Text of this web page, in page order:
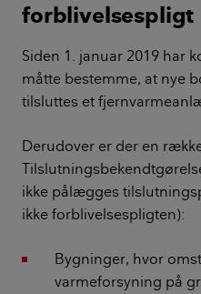
forblivelsespligt
Siden 1. januar 2019 har
måtte bestemme, at nye
tilsluttes et
Derudover er der en
ikke pålægges
ikke forblivelsespligten):
Bygninger, hvor
varmeforsyning på